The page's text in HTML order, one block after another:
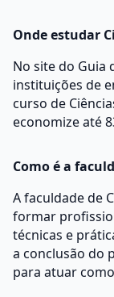
Onde estudar
No site do Guia
instituições de
curso de
economize até
Como é a
A faculdade de
formar
técnicas e
a conclusão do
para atuar